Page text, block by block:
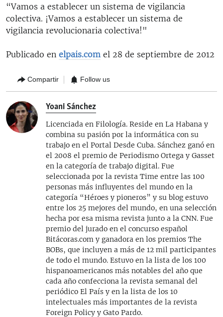
“Vamos a establecer un sistema de vigilancia
colectiva. ¡Vamos a establecer un sistema de
vigilancia revolucionaria colectiva!"
Publicado en elpais.com el 28 de septiembre de 2012
Compartir Follow us
Yoani Sánchez
Licenciada en Filología. Reside en La Habana y
combina su pasión por la informática con su
trabajo en el Portal Desde Cuba. Sánchez ganó en
el 2008 el premio de Periodismo Ortega y Gasset
en la categoría de trabajo digital. Fue
seleccionada por la revista Time entre las 100
personas más influyentes del mundo en la
categoría “Héroes y pioneros” y su blog estuvo
entre los 25 mejores del mundo, en una selección
hecha por esa misma revista junto a la CNN. Fue
premio del jurado en el concurso español
Bitácoras.com y ganadora en los premios The
BOBs, que incluyen a más de 12 mil participantes
de todo el mundo. Estuvo en la lista de los 100
hispanoamericanos más notables del año que
cada año confecciona la revista semanal del
periódico El País y en la lista de los 10
intelectuales más importantes de la revista
Foreign Policy y Gato Pardo.